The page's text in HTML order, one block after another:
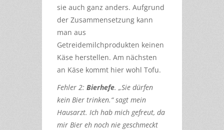
sie auch ganz anders. Aufgrund
der Zusammensetzung kann
man aus
Getreidemilchprodukten keinen
Käse herstellen. Am nächsten
an Käse kommt hier wohl Tofu.
Fehler 2: Bierhefe. „Sie dürfen
kein Bier trinken.“ sagt mein
Hausarzt. Ich hab mich gefreut, da
mir Bier eh noch nie geschmeckt